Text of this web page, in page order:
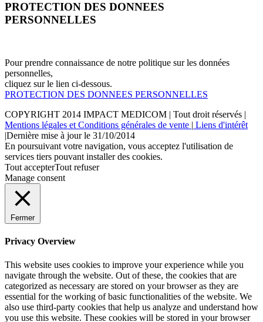
PROTECTION DES DONNEES
PERSONNELLES
Pour prendre connaissance de notre politique sur les données
personnelles,
cliquez sur le lien ci-dessous.
PROTECTION DES DONNEES PERSONNELLES
COPYRIGHT 2014 IMPACT MEDICOM | Tout droit réservés |
Mentions légales et Conditions générales de vente | Liens d'intérêt
|Dernière mise à jour le 31/10/2014
En poursuivant votre navigation, vous acceptez l'utilisation de
services tiers pouvant installer des cookies.
Tout accepterTout refuser
Manage consent
Fermer
Privacy Overview
This website uses cookies to improve your experience while you
navigate through the website. Out of these, the cookies that are
categorized as necessary are stored on your browser as they are
essential for the working of basic functionalities of the website. We
also use third-party cookies that help us analyze and understand how
you use this website. These cookies will be stored in your browser